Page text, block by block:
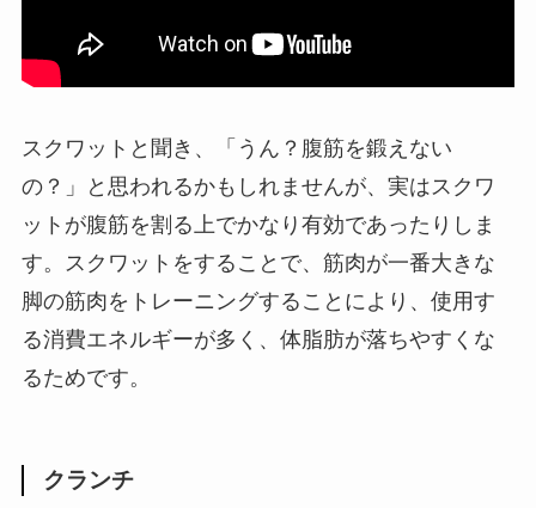
スクワットと聞き、「うん？腹筋を鍛えない
の？」と思われるかもしれませんが、実はスクワ
ットが腹筋を割る上でかなり有効であったりしま
す。スクワットをすることで、筋肉が一番大きな
脚の筋肉をトレーニングすることにより、使用す
る消費エネルギーが多く、体脂肪が落ちやすくな
るためです。
クランチ